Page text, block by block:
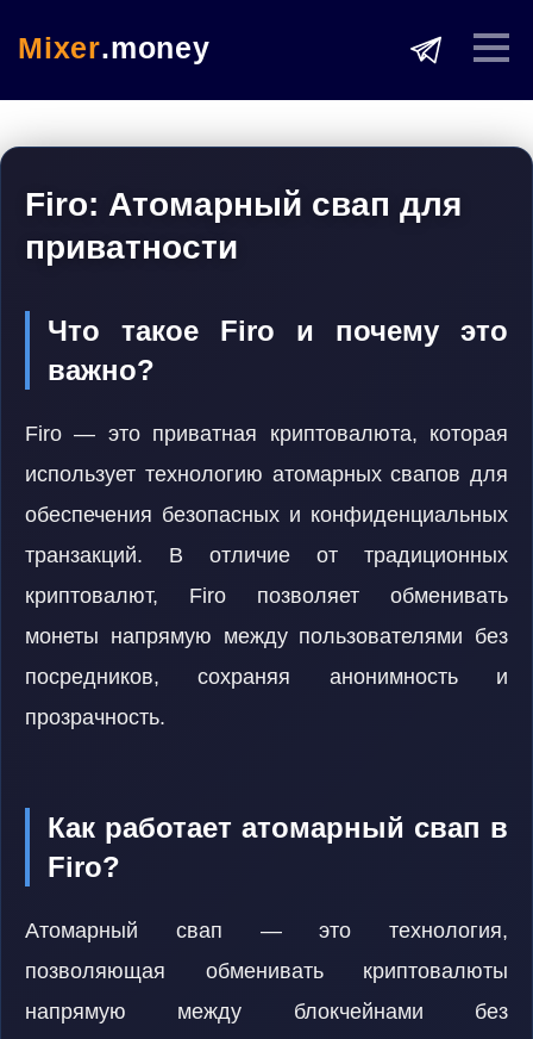
Mixer.money
Firo: Атомарный свап для
приватности
Что такое Firo и почему это
важно?
Firo — это приватная криптовалюта, которая
использует технологию атомарных свапов для
обеспечения безопасных и конфиденциальных
транзакций. В отличие от традиционных
криптовалют, Firo позволяет обменивать
монеты напрямую между пользователями без
посредников, сохраняя анонимность и
прозрачность.
Как работает атомарный свап в
Firo?
Атомарный свап — это технология,
позволяющая обменивать криптовалюты
напрямую между блокчейнами без